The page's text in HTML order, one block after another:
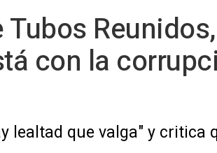
Reunidos,
con la
lealtad que valga" y critica